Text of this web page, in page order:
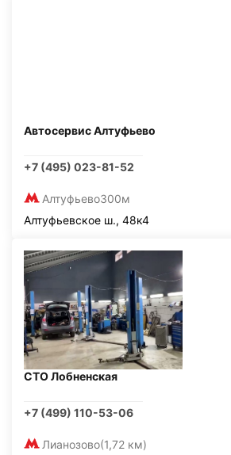
Автосервис Алтуфьево
+7 (495) 023-81-52
Алтуфьево300м
Алтуфьевское ш., 48к4
СТО Лобненская
+7 (499) 110-53-06
Лианозово(1,72 км)